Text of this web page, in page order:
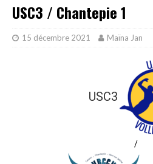
USC3 / Chantepie 1
15 décembre 2021 Maïna Jan
USC3
/